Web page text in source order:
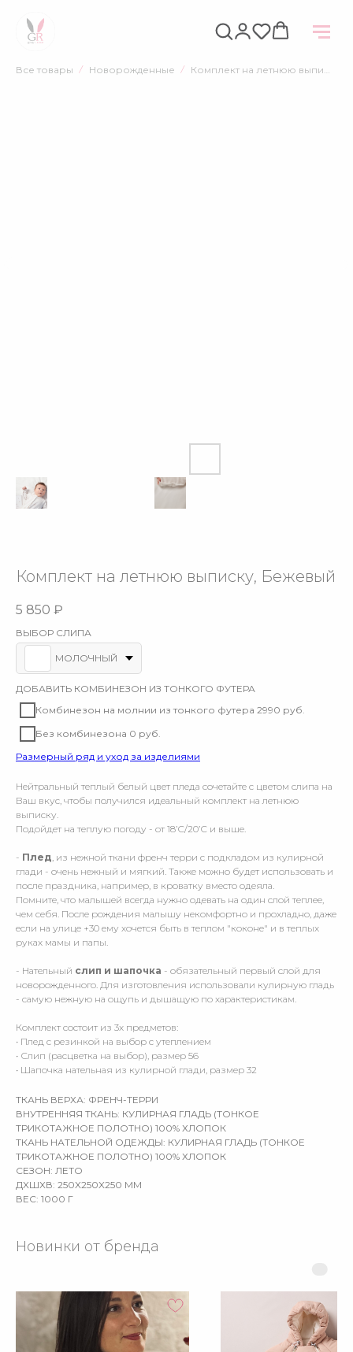
Все товары Новорожденные
Комплект на летнюю выписку, Бежевый
5 850 ₽
ВЫБОР СЛИПА
МОЛОЧНЫЙ
ДОБАВИТЬ КОМБИНЕЗОН ИЗ ТОНКОГО ФУТЕРА
Комбинезон на молнии из тонкого футера 2990 руб.
Без комбинезона 0 руб.
Размерный ряд и уход за изделиями
Нейтральный теплый белый цвет пледа сочетайте с цветом слипа на
Ваш вкус, чтобы получился идеальный комплект на летнюю
выписку.
Подойдет на теплую погоду - от 18’С/20’С и выше.
- Плед , из нежной ткани френч терри с подкладом из кулирной
глади - очень нежный и мягкий. Также можно будет использовать и
после праздника, например, в кроватку вместо одеяла.
Помните, что малышей всегда нужно одевать на один слой теплее,
чем себя. После рождения малышу некомфортно и прохладно, даже
если на улице +30 ему хочется быть в теплом "коконе" и в теплых
руках мамы и папы.
- Нательный слип и шапочка - обязательный первый слой для
новорожденного. Для изготовления использовали кулирную гладь
- самую нежную на ощупь и дышащую по характеристикам.
Комплект состоит из 3х предметов:
• Плед с резинкой на выбор с утеплением
• Слип (расцветка на выбор), размер 56
• Шапочка нательная из кулирной глади, размер 32
ТКАНЬ ВЕРХА: ФРЕНЧ-ТЕРРИ
ВНУТРЕННЯЯ ТКАНЬ: КУЛИРНАЯ ГЛАДЬ (ТОНКОЕ
ТРИКОТАЖНОЕ ПОЛОТНО) 100% ХЛОПОК
ТКАНЬ НАТЕЛЬНОЙ ОДЕЖДЫ: КУЛИРНАЯ ГЛАДЬ (ТОНКОЕ
ТРИКОТАЖНОЕ ПОЛОТНО) 100% ХЛОПОК
СЕЗОН: ЛЕТО
ДXШXВ: 250X250X250 ММ
ВЕС: 1000 Г
Новинки от бренда